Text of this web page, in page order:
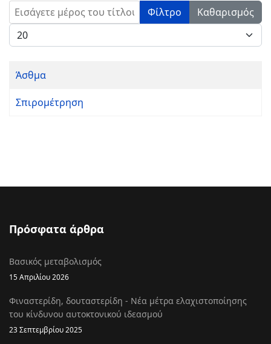
Εισάγετε μέρος του τίτλου. Φίλτρο
Καθαρισμός
Εμφάνιση #
Άσθμα
Σπιρομέτρηση
Πρόσφατα άρθρα
Βασικός μεταβολισμός
15 Απριλίου 2026
Φιναστερίδη, δουταστερίδη - Νέα μέτρα ελαχιστοποίησης
του κίνδυνου αυτοκτονικού ιδεασμού
23 Σεπτεμβρίου 2025